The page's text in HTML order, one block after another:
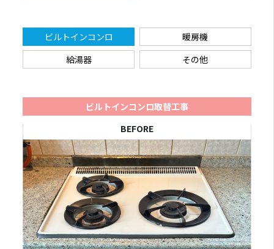
ビルトインコンロ
暖房機
給湯器
その他
ビルトインコンロ取替工事